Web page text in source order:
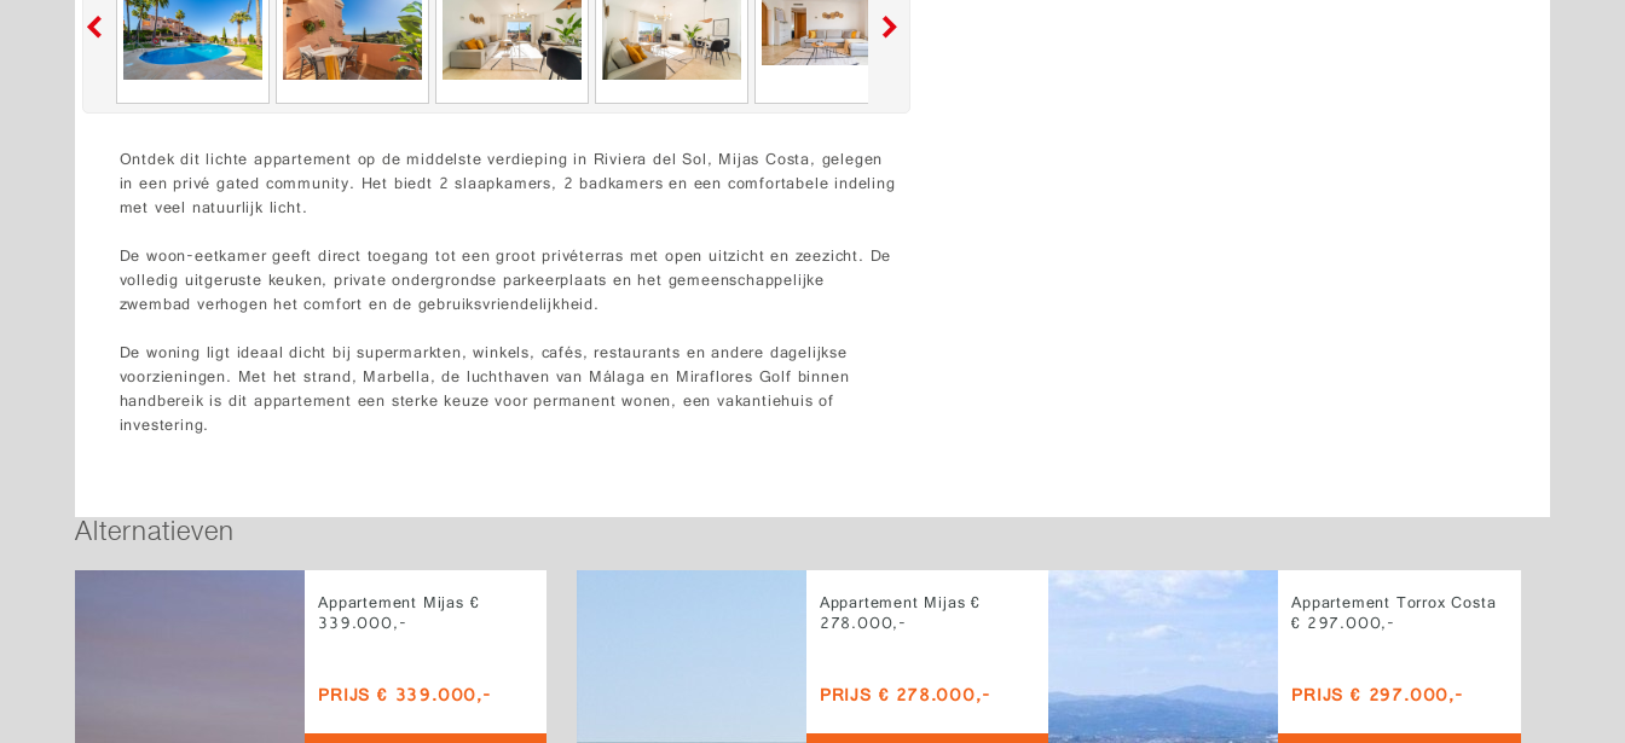
Ontdek dit lichte appartement op de middelste verdieping in Riviera del Sol, Mijas Costa, gelegen
in een privé gated community. Het biedt 2 slaapkamers, 2 badkamers en een comfortabele indeling
met veel natuurlijk licht.
De woon-eetkamer geeft direct toegang tot een groot privéterras met open uitzicht en zeezicht. De
volledig uitgeruste keuken, private ondergrondse parkeerplaats en het gemeenschappelijke
zwembad verhogen het comfort en de gebruiksvriendelijkheid.
De woning ligt ideaal dicht bij supermarkten, winkels, cafés, restaurants en andere dagelijkse
voorzieningen. Met het strand, Marbella, de luchthaven van Málaga en Miraflores Golf binnen
handbereik is dit appartement een sterke keuze voor permanent wonen, een vakantiehuis of
investering.
Alternatieven
Appartement Mijas €
339.000,-
PRIJS € 339.000,-
Appartement Mijas €
278.000,-
PRIJS € 278.000,-
Appartement Torrox Costa
€ 297.000,-
PRIJS € 297.000,-